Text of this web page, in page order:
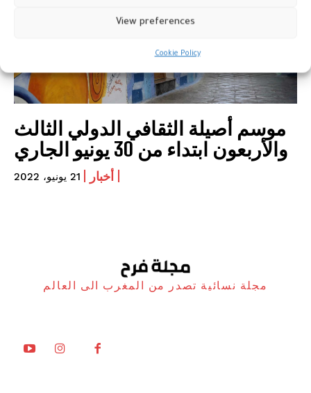
View preferences
Cookie Policy
موسم أصيلة الثقافي الدولي الثالث
والأربعون ابتداء من 30 يونيو الجاري
أخبار 21 يونيو، 2022
مجلة نسائية تصدر من المغرب الى العالم